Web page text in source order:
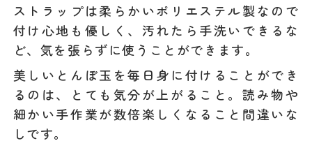
ストラップは柔らかいポリエステル製なので
付け心地も優しく、汚れたら手洗いできるな
ど、気を張らずに使うことができます。
美しいとんぼ玉を毎日身に付けることができ
るのは、とても気分が上がること。読み物や
細かい手作業が数倍楽しくなること間違いな
しです。